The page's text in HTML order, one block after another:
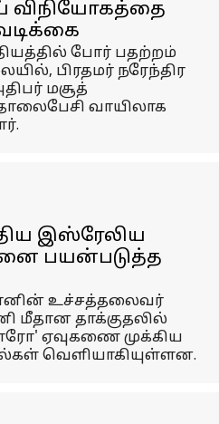
போர் பதற்றம்
பிரதமர் நரேந்திர
மசூத்
வாயிலாக
இஸ்ரேலிய
பயன்படுத்த
உச்சத்தலைவர்
மீதான தாக்குதலில்
ஏவுகணை முக்கிய
வெளியாகியுள்ளன.